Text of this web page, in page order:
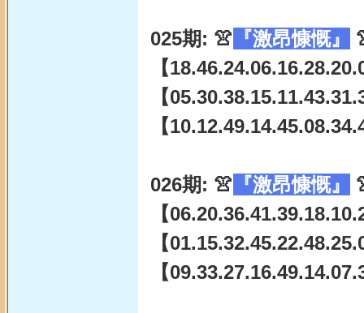
025期: 👚 『激昂慷慨』
【
【
【
026期: 👚 『激昂慷慨』
【
【
【